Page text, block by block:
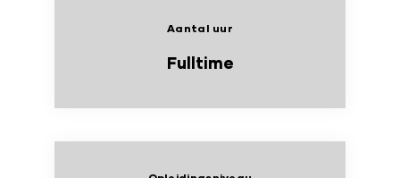
Aantal uur
Fulltime